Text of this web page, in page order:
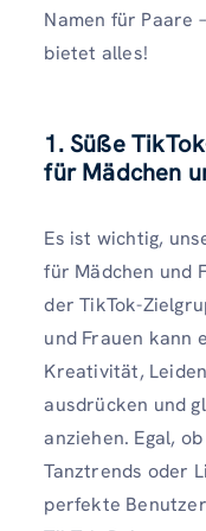
Namen für Paare
bietet alles!
1. Süße
für Mädchen
Es ist wichtig,
für Mädchen und
der TikTok-
und Frauen kann
Kreativität,
ausdrücken und
anziehen. Egal,
Tanztrends oder
perfekte